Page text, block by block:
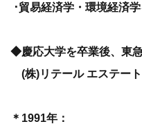
･貿易経済学・環境経済
◆慶応大学を卒業後、東
(株)リテール エステー
＊1991年：